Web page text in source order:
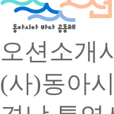
오션소개
(사)동아